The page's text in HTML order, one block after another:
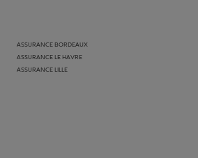
ASSURANCE BORDEAUX
ASSURANCE LE HAVRE
ASSURANCE LILLE